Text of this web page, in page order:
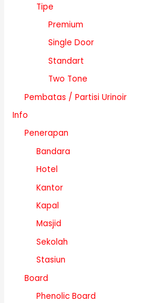
Tipe
Premium
Single Door
Standart
Two Tone
Pembatas / Partisi Urinoir
Info
Penerapan
Bandara
Hotel
Kantor
Kapal
Masjid
Sekolah
Stasiun
Board
Phenolic Board